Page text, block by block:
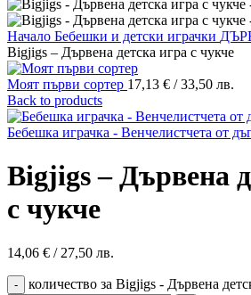
Начало Бебешки и детски играчки
Bigjigs – Дървена детска игра с чукче
Моят първи сортер 17,13 € / 33,50 лв.
Back to products
Бебешка играчка - Венчелистчета от
Bigjigs – Дървена
с чукче
14,06 € / 27,50 лв.
количество за Bigjigs - Дървена